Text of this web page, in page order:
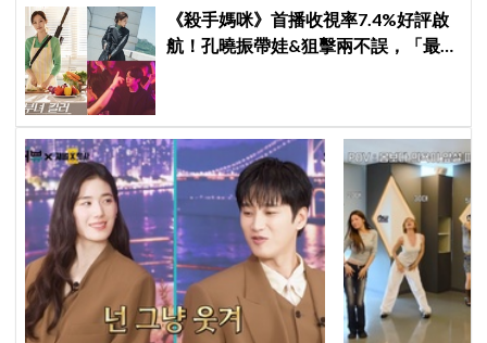
《殺手媽咪》首播收視率7.4%好評啟
航！孔曉振帶娃&狙擊兩不誤，「最狂